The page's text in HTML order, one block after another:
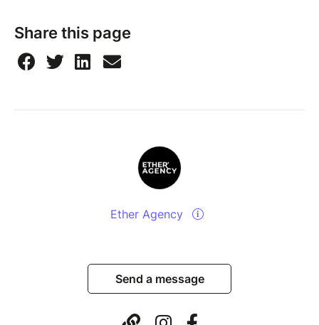
Share this page
Ether Agency
Send a message